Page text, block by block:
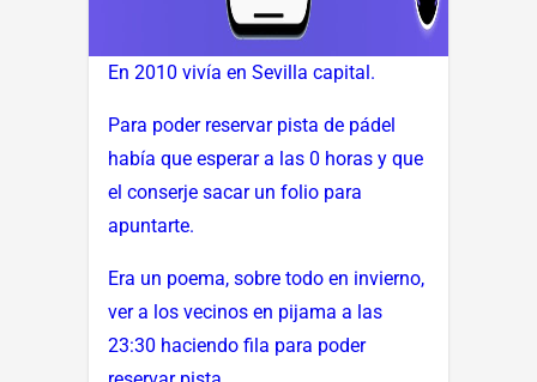
En 2010 vivía en Sevilla capital.
Para poder reservar pista de pádel
había que esperar a las 0 horas y que
el conserje sacar un folio para
apuntarte.
Era un poema, sobre todo en invierno,
ver a los vecinos en pijama a las
23:30 haciendo fila para poder